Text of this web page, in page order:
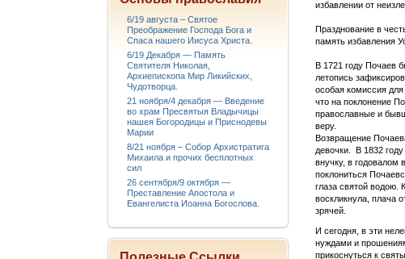
избавлении от
Празднование в
память избавления
В 1721 году Почаев
летопись
особая комиссия
что на поклонение
православные и
веру.
Возвращение
девочки. В 1832
внучку, в годовалом
поклониться
глаза святой водою.
воскликнула, плача
зрячей.
И сегодня, в эти
нуждами и
прикоснуться к
6/19 августа – Святое
Преображение Господа Бога и
Спаса нашего Иисуса Христа.
6/19 Декабря — Память
Святителя Николая,
Архиепископа Мир Ликийских,
Чудотворца.
21 ноября/4 декабря — Введение
во храм Пресвятыя Владычицы
нашея Богородицы и Приснодевы
Марии
8/21 ноября – Собор Архистратига
Михаила и прочих бесплотных
сил
26 сентября/9 октября —
Преставление Апостола и
Евангелиста Иоанна Богослова.